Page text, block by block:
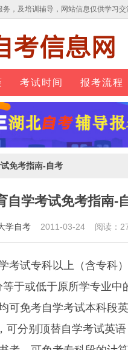
，及培训辅导，网站信息仅供学习
考试时间 报考流程
免考指南-自考
自学考试免考指南-
学自考 2011-03-24 阅读：
专科以上（含专科）
于或低于原所学专业中
免考自学考试本科段
分别顶替自学考试英语